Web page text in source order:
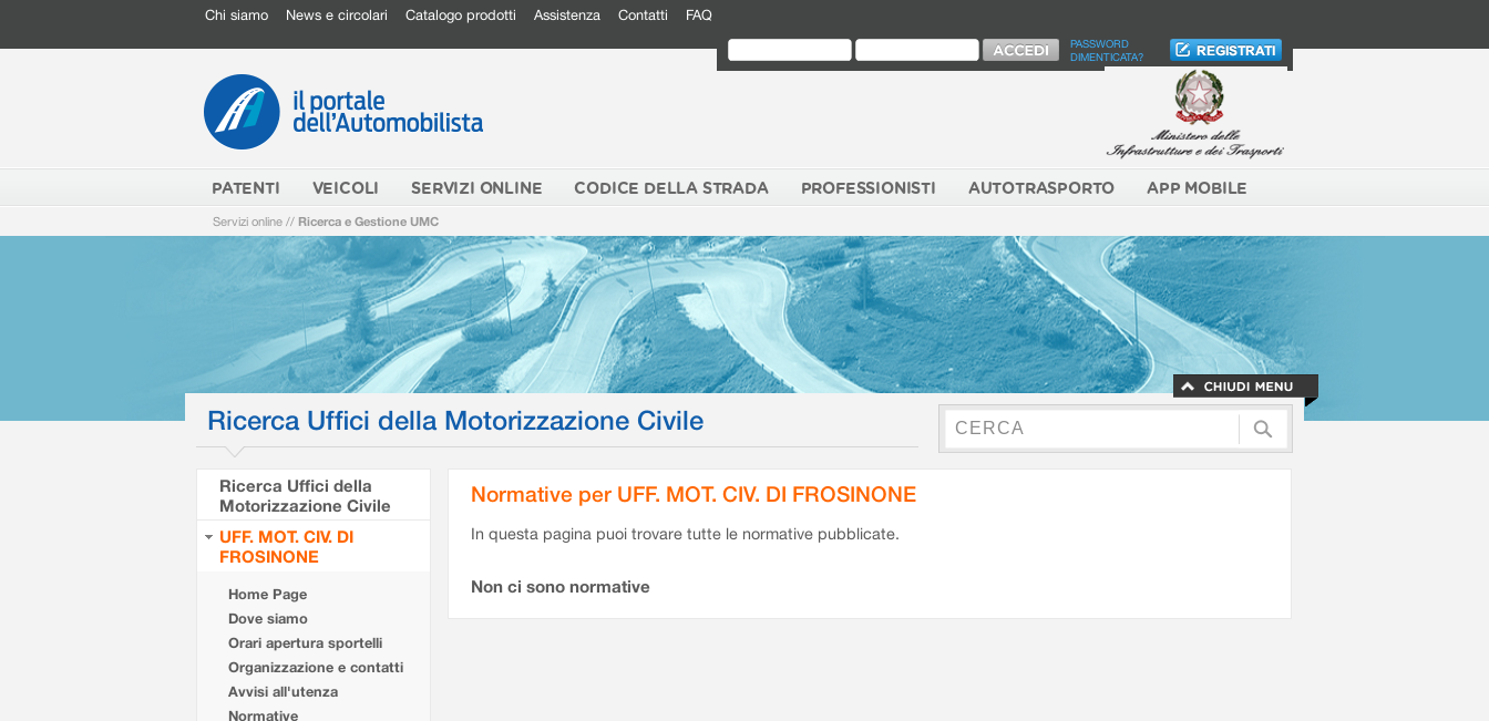
Chi siamo News e circolari Catalogo prodotti Assistenza Contatti FAQ
PASSWORD
DIMENTICATA?
PATENTI VEICOLI SERVIZI ONLINE CODICE DELLA STRADA PROFESSIONISTI AUTOTRASPORTO APP MOBILE
Servizi online // Ricerca e Gestione UMC
Ricerca Uffici della Motorizzazione Civile
Ricerca Uffici della
Motorizzazione Civile
UFF. MOT. CIV. DI
FROSINONE
Home Page
Dove siamo
Orari apertura sportelli
Organizzazione e contatti
Avvisi all'utenza
Normative
Normative per UFF. MOT. CIV. DI FROSINONE
In questa pagina puoi trovare tutte le normative pubblicate.
Non ci sono normative